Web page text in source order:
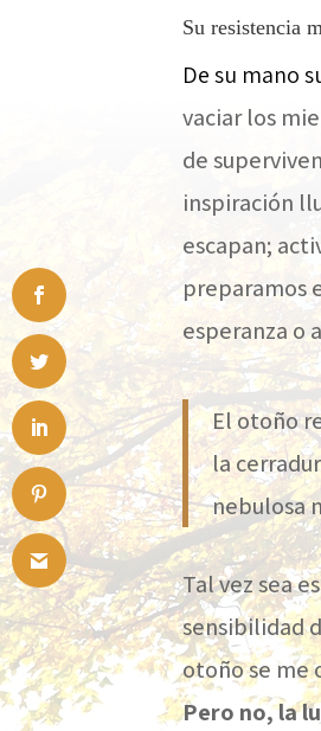
Su resistencia
De su mano
vaciar los
de
inspiración
escapan;
preparamos
esperanza o
El otoño
la
nebulosa
Tal vez sea
sensibilidad
otoño se
Pero no, la